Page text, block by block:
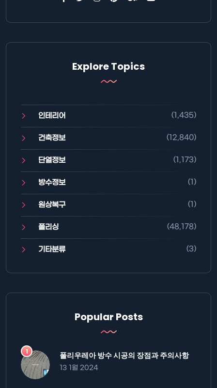
Explore Topics
인테리어 (1,435)
건축정보 (12,840)
단열정보 (1,173)
방수정보 (1)
원상복구 (1)
폴리싱 (48,178)
기타분류 (3)
Popular Posts
폴리우레아 방수 시공의 장점과 주의사항
13 1월 2024